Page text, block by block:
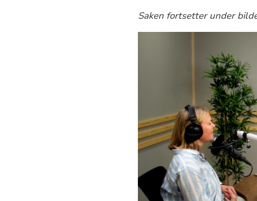
Saken fortsetter under